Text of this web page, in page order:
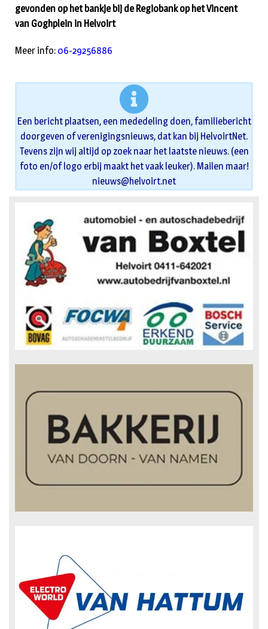
gevonden op het bankje bij de Regiobank op het Vincent
van Goghplein in Helvoirt
Meer info: 06-29256886
Een bericht plaatsen, een mededeling doen, familiebericht
doorgeven of verenigingsnieuws, dat kan bij HelvoirtNet.
Tevens zijn wij altijd op zoek naar het laatste nieuws. (een
foto en/of logo erbij maakt het vaak leuker). Mailen maar!
nieuws@helvoirt.net